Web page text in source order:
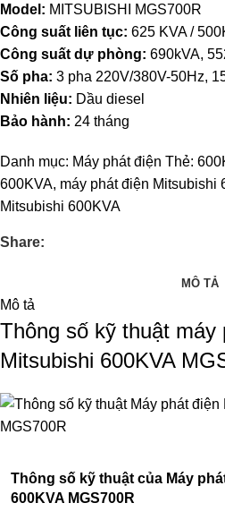
Model: MITSUBISHI MGS700R
Công suất liên tục: 625 KVA /
Công suất dự phòng: 690kVA,
Số pha: 3 pha 220V/380V-50Hz,
Nhiên liệu: Dầu diesel
Bảo hành: 24 tháng
Danh mục: Máy phát điện Thẻ:
600KVA, máy phát điện Mitsubishi
Mitsubishi 600KVA
Share:
MÔ TẢ
Mô tả
Thông số kỹ thuật máy
Mitsubishi 600KVA
Thông số kỹ thuật của Máy
600KVA MGS700R